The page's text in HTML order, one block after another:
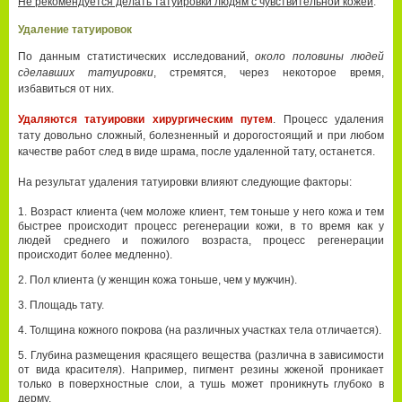
Удаление татуировок
По данным статистических исследований,около половины людей
сделавших татуировки , стремятся, через некоторое время,
избавиться от них.
Удаляются татуировки хирургическим путем . Процесс удаления
тату довольно сложный, болезненный и дорогостоящий и при любом
качестве работ след в виде шрама, после удаленной тату, останется.
На результат удаления татуировки влияют следующие факторы:
Возраст клиента (чем моложе клиент, тем тоньше у него кожа и тем
быстрее происходит процесс регенерации кожи, в то время как у
людей среднего и пожилого возраста, процесс регенерации
происходит более медленно).
Пол клиента (у женщин кожа тоньше, чем у мужчин).
Площадь тату.
Толщина кожного покрова (на различных участках тела отличается).
Глубина размещения красящего вещества (различна в зависимости
от вида красителя). Например, пигмент резины жженой проникает
только в поверхностные слои, а тушь может проникнуть глубоко в
дерму.